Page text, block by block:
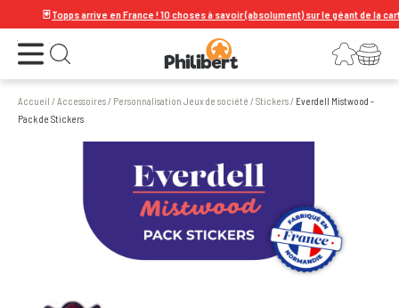
Topps arrive en France ! 10 choses à savoir (absolument) sur le géant de la carte à
Ouvrir le menu Ouvrir la recherche Connexion
Votre panier
Accueil /Accessoires/ Personnalisation Jeux de société /Stickers/ Everdell Mistwood -
Pack de Stickers